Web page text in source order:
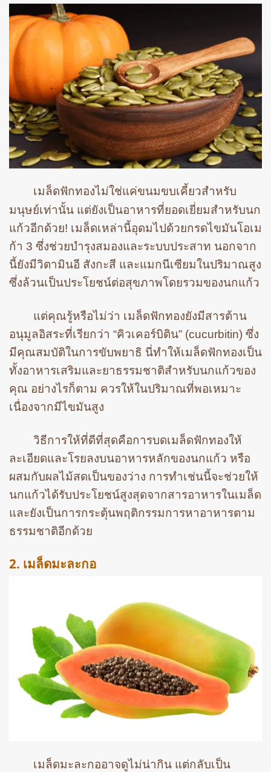
เมล็ดฟักทองไม่ใช่แค่ขนมขบเคี้ยวสำหรับ
มนุษย์เท่านั้น แต่ยังเป็นอาหารที่ยอดเยี่ยมสำหรับนก
แก้วอีกด้วย! เมล็ดเหล่านี้อุดมไปด้วยกรดไขมันโอเม
ก้า 3 ซึ่งช่วยบำรุงสมองและระบบประสาท นอกจาก
นี้ยังมีวิตามินอี สังกะสี และแมกนีเซียมในปริมาณสูง
ซึ่งล้วนเป็นประโยชน์ต่อสุขภาพโดยรวมของนกแก้ว
แต่คุณรู้หรือไม่ว่า เมล็ดฟักทองยังมีสารต้าน
อนุมูลอิสระที่เรียกว่า “คิวเคอร์บิติน” (cucurbitin) ซึ่ง
มีคุณสมบัติในการขับพยาธิ นี่ทำให้เมล็ดฟักทองเป็น
ทั้งอาหารเสริมและยาธรรมชาติสำหรับนกแก้วของ
คุณ อย่างไรก็ตาม ควรให้ในปริมาณที่พอเหมาะ
เนื่องจากมีไขมันสูง
วิธีการให้ที่ดีที่สุดคือการบดเมล็ดฟักทองให้
ละเอียดและโรยลงบนอาหารหลักของนกแก้ว หรือ
ผสมกับผลไม้สดเป็นของว่าง การทำเช่นนี้จะช่วยให้
นกแก้วได้รับประโยชน์สูงสุดจากสารอาหารในเมล็ด
และยังเป็นการกระตุ้นพฤติกรรมการหาอาหารตาม
ธรรมชาติอีกด้วย
2. เมล็ดมะละกอ
เมล็ดมะละกออาจดูไม่น่ากิน แต่กลับเป็น